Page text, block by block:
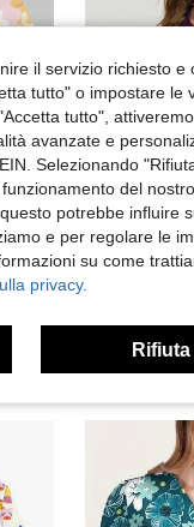
moda primavera/estate
4-7 giorni
il servizio richiesto e
tutto" o impostare le
tutto",
avanzate e
Selezionando
del
potrebbe influire
e per regolare le
su come
privacy.